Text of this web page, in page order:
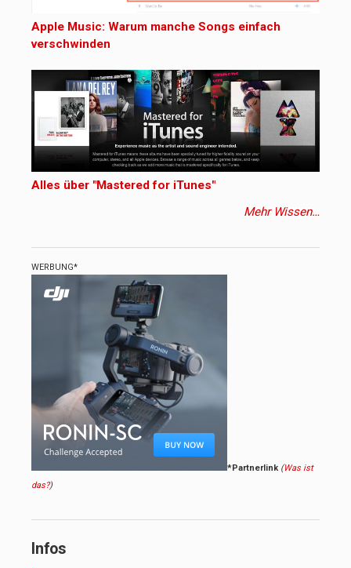
Apple Music: Warum manche Songs einfach
verschwinden
Alles über "Mastered for iTunes"
Mehr Wissen…
WERBUNG*
*Partnerlink (Was ist
das?)
Infos